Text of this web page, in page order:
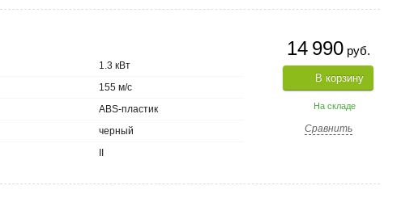
14 990руб.
В корзину
На складе
Сравнить
1.3 кВт
155 м/с
ABS-пластик
черный